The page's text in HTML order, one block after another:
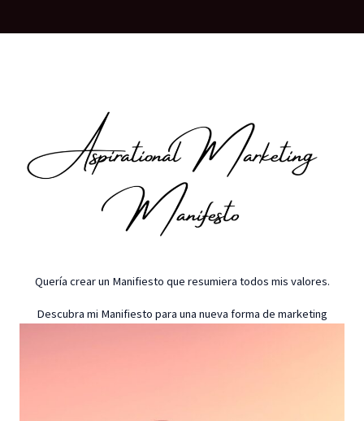
Quería crear un Manifiesto que resumiera todos mis valores.
Descubra mi Manifiesto para una nueva forma de marketing